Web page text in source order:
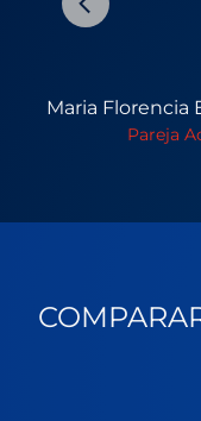
Maria Florencia
Pareja